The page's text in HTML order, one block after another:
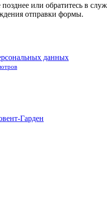
или обратитесь в
отправки формы.
данных
Гарден